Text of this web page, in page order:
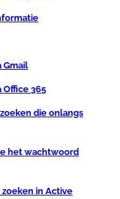
Gmail
Office 365
die onlangs
het wachtwoord
in Active